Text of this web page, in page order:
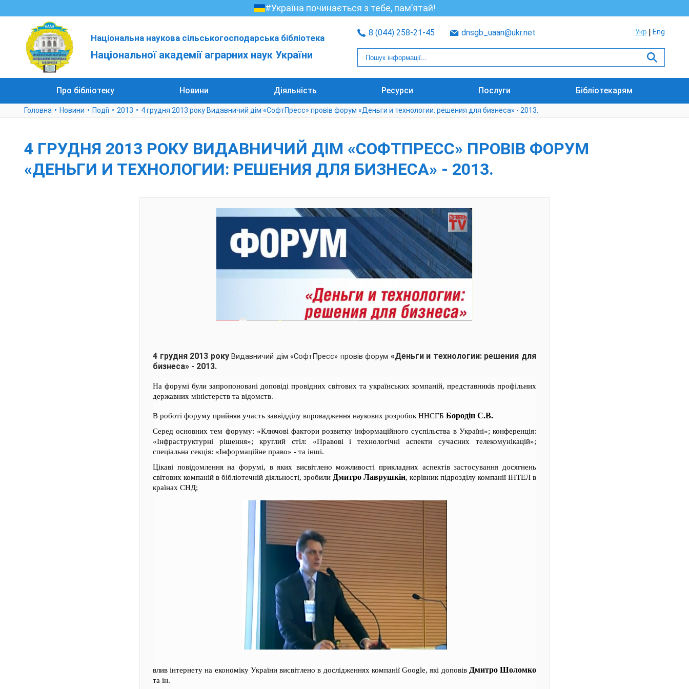
#Україна починається з тебе, пам’ятай!
Національна наукова сільськогосподарська бібліотека
Національної академії аграрних наук України
8 (044) 258-21-45 dnsgb_uaan@ukr.net Укр Eng
Про бібліотеку Новини Діяльність Ресурси Послуги Бібліотекарям
Головна Новини Події 2013 4 грудня 2013 року Видавничий дім «СофтПресс» провів форум «Деньги и технологии: решения для бизнеса» - 2013.
4 ГРУДНЯ 2013 РОКУ ВИДАВНИЧИЙ ДІМ «СОФТПРЕСС» ПРОВІВ ФОРУМ
«ДЕНЬГИ И ТЕХНОЛОГИИ: РЕШЕНИЯ ДЛЯ БИЗНЕСА» - 2013.
4 грудня 2013 рокуВидавничий дім «СофтПресс» провів форум «Деньги и технологии: решения для
бизнеса» - 2013.
На форумі були запропоновані доповіді провідних світових та українських компаній, представників профільних
державних міністерств та відомств.
В роботі форуму прийняв участь заввідділу впровадження наукових розробок ННСГБ Бородін С.В.
Серед основних тем форуму: «Ключові фактори розвитку інформаційного суспільства в Україні»; конференція:
«Інфраструктурні рішення»; круглий стіл: «Правові і технологічні аспекти сучасних телекомунікацій»;
спеціальна секція: «Інформаційне право» - та інші.
Цікаві повідомлення на форумі, в яких висвітлено можливості прикладних аспектів застосування досягнень
світових компаній в бібліотечній діяльності, зробили Дмитро Лаврушкін, керівник підрозділу компанії ІНТЕЛ в
країнах СНД;
влив інтернету на економіку України висвітлено в дослідженнях компанії Google, які доповів Дмитро Шоломко
та ін.